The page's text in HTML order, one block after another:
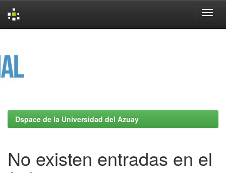
Dspace de la Universidad del Azuay
No existen entradas en el